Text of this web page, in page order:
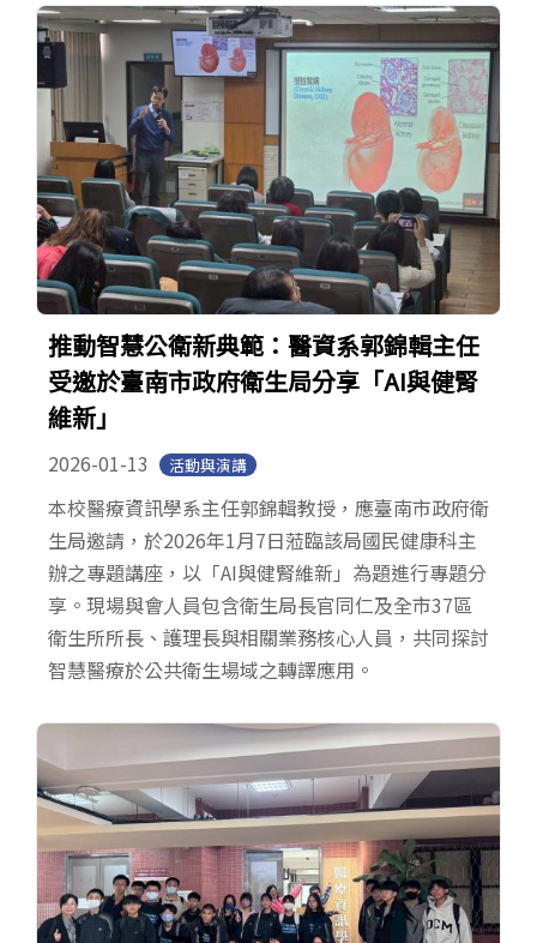
推動智慧公衛新典範：醫資系郭錦輯主任
受邀於臺南市政府衛生局分享「AI與健腎
維新」
2026-01-13 活動與演講
本校醫療資訊學系主任郭錦輯教授，應臺南市政府衛
生局邀請，於2026年1月7日蒞臨該局國民健康科主
辦之專題講座，以「AI與健腎維新」為題進行專題分
享。現場與會人員包含衛生局長官同仁及全市37區
衛生所所長、護理長與相關業務核心人員，共同探討
智慧醫療於公共衛生場域之轉譯應用。